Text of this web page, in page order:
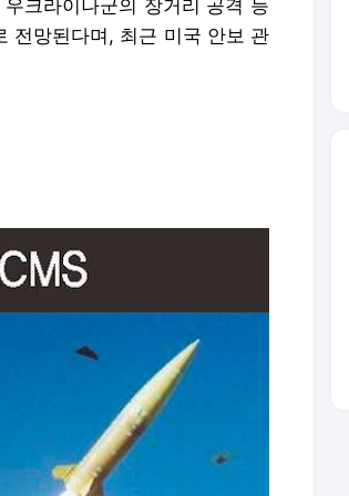
크라이나군의 장거리 공격 능
전망된다며, 최근 미국 안보 관